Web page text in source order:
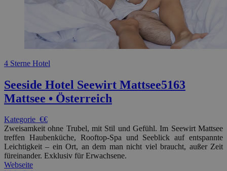
4 Sterne Hotel
Seeside Hotel Seewirt Mattsee5163
Mattsee • Österreich
Kategorie €€
Zweisamkeit ohne Trubel, mit Stil und Gefühl. Im Seewirt Mattsee
treffen Haubenküche, Rooftop-Spa und Seeblick auf entspannte
Leichtigkeit – ein Ort, an dem man nicht viel braucht, außer Zeit
füreinander. Exklusiv für Erwachsene.
Webseite